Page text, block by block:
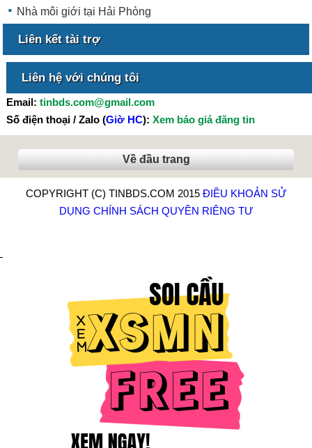
Nhà môi giới tại Hải Phòng
Liên kết tài trợ
Liên hệ với chúng tôi
Email: tinbds.com@gmail.com
Số điện thoại / Zalo (Giờ HC): Xem báo giá đăng tin
Về đầu trang
COPYRIGHT (C) TINBDS.COM 2015 ĐIỀU KHOẢN SỬ
DỤNG CHÍNH SÁCH QUYỀN RIÊNG TƯ